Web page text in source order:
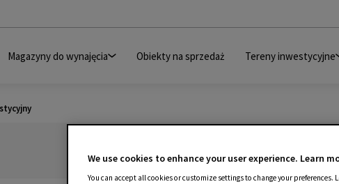
Magazyny do wynajęcia Obiekty na sprzedaż Tereny inwestycyjne
We use cookies to enhance your user experience. Learn
You can accept all cookies or customize settings to change your preferences.